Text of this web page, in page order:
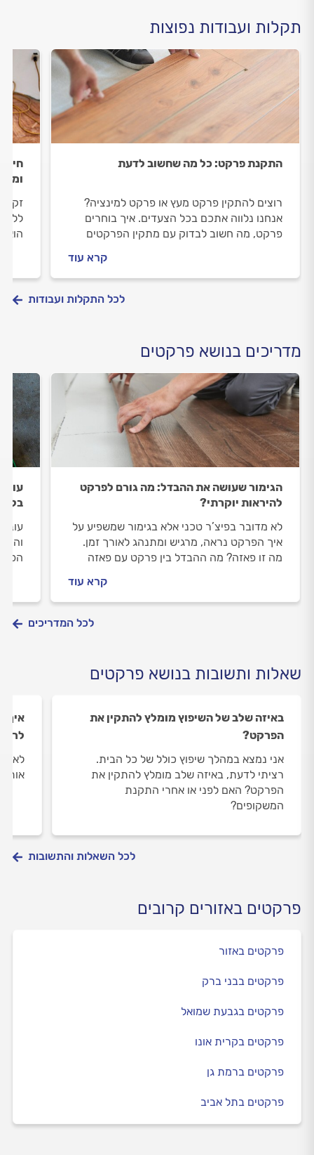
תקלות ועבודות נפוצות
התקנת פרקט: כל מה שחשוב לדעת
רוצים להתקין פרקט מעץ או פרקט למינציה?
אנחנו נלווה אתכם בכל הצעדים. איך בוחרים
פרקט, מה חשוב לבדוק עם מתקין הפרקטים
קרא עוד
ומה
הוא
לכל התקלות ועבודות
מדריכים בנושא פרקטים
הגימור שעושה את ההבדל: מה גורם לפרקט
להיראות יוקרתי?
לא מדובר בפיצ’ר טכני אלא בגימור שמשפיע על
איך הפרקט נראה, מרגיש ומתנהג לאורך זמן.
מה זו פאזה? מה ההבדל בין פרקט עם פאזה
שמבהיר את כל ההבדלים, עם יתרונות, חסרונות
ודוגמאות אמיתיות לשימוש נכון
קרא עוד
בלי
לכל המדריכים
שאלות ותשובות בנושא פרקטים
באיזה שלב של השיפוץ מומלץ להתקין את
הפרקט?
אני נמצא במהלך שיפוץ כולל של כל הבית.
רציתי לדעת, באיזה שלב מומלץ להתקין את
הפרקט? האם לפני או אחרי התקנת
המשקופים?
איך
לכל השאלות והתשובות
פרקטים באזורים קרובים
פרקטים באזור
פרקטים בבני ברק
פרקטים בגבעת שמואל
פרקטים בקרית אונו
פרקטים ברמת גן
פרקטים בתל אביב